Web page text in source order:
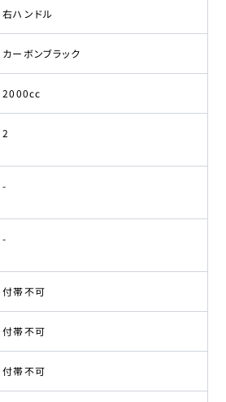
右ハンドル
カーボンブラック
2000cc
2
-
-
付帯不可
付帯不可
付帯不可